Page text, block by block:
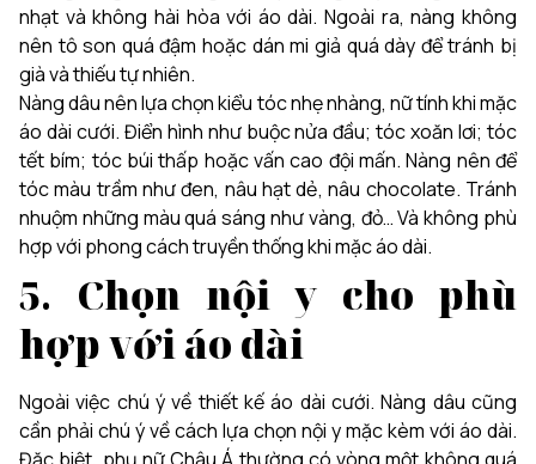
nhạt và không hài hòa với áo dài. Ngoài ra, nàng không
nên tô son quá đậm hoặc dán mi giả quá dày để tránh bị
già và thiếu tự nhiên.
Nàng dâu nên lựa chọn kiểu tóc nhẹ nhàng, nữ tính khi mặc
áo dài cưới. Điển hình như buộc nửa đầu; tóc xoăn lơi; tóc
tết bím; tóc búi thấp hoặc vấn cao đội mấn. Nàng nên để
tóc màu trầm như đen, nâu hạt dẻ, nâu chocolate. Tránh
nhuộm những màu quá sáng như vàng, đỏ… Và không phù
hợp với phong cách truyền thống khi mặc áo dài.
5. Chọn nội y cho phù
hợp với áo dài
Ngoài việc chú ý về thiết kế áo dài cưới. Nàng dâu cũng
cần phải chú ý về cách lựa chọn nội y mặc kèm với áo dài.